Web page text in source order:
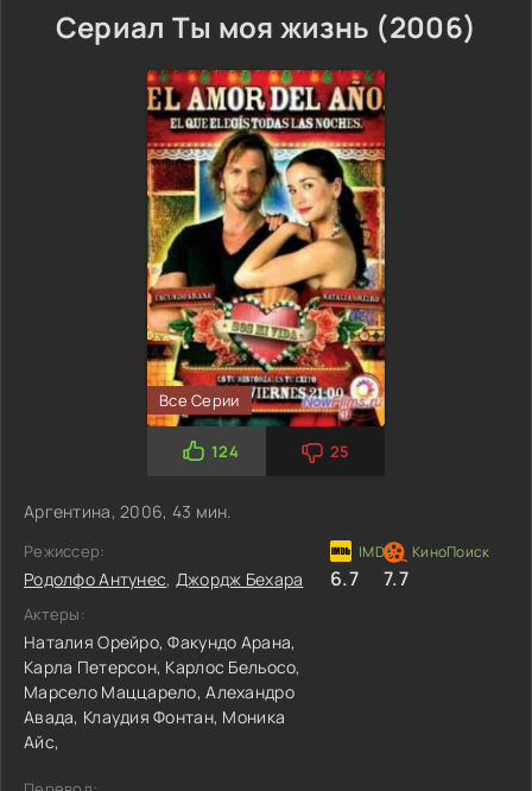
Сериал Ты моя жизнь (2006)
Все Серии
124 25
Аргентина, 2006, 43 мин.
Режиссер:
Родолфо Антунес, Джордж Бехара
Актеры:
Наталия Орейро,Факундо Арана,
Карла Петерсон, Карлос Бельосо,
Марсело Маццарело,Алехандро
Авада, Клаудия Фонтан, Моника
Айс,
6.7 7.7